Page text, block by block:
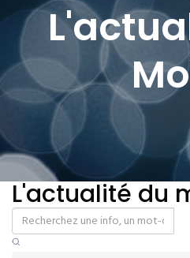
L'actualité du